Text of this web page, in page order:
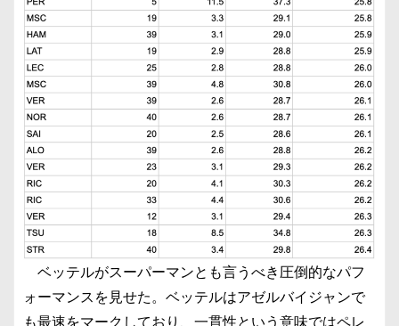
ベッテルがスーパーマンとも言うべき圧倒的なパフ
ォーマンスを見せた。ベッテルはアゼルバイジャンで